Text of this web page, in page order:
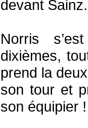
devant Sainz.
Norris
dixièmes,
prend la
son tour et
son équipier !